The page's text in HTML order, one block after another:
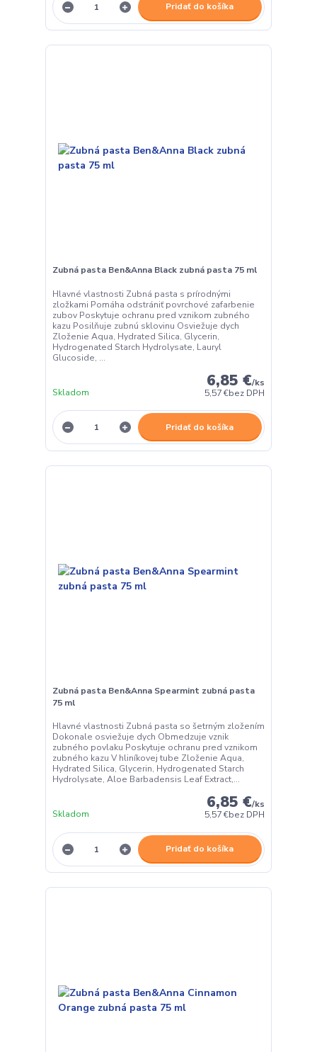
Pridať do košíka
Zubná pasta Ben&Anna Black zubná pasta 75 ml
Hlavné vlastnosti Zubná pasta s prírodnými
zložkami Pomáha odstrániť povrchové zafarbenie
zubov Poskytuje ochranu pred vznikom zubného
kazu Posilňuje zubnú sklovinu Osviežuje dych
Zloženie Aqua, Hydrated Silica, Glycerin,
Hydrogenated Starch Hydrolysate, Lauryl
Glucoside, ...
6,85 €/ks
5,57 €bez DPH
Skladom
Pridať do košíka
Zubná pasta Ben&Anna Spearmint zubná pasta
75 ml
Hlavné vlastnosti Zubná pasta so šetrným zložením
Dokonale osviežuje dych Obmedzuje vznik
zubného povlaku Poskytuje ochranu pred vznikom
zubného kazu V hliníkovej tube Zloženie Aqua,
Hydrated Silica, Glycerin, Hydrogenated Starch
Hydrolysate, Aloe Barbadensis Leaf Extract,...
6,85 €/ks
5,57 €bez DPH
Skladom
Pridať do košíka